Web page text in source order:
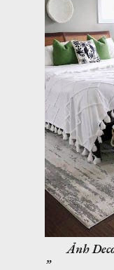
Ảnh